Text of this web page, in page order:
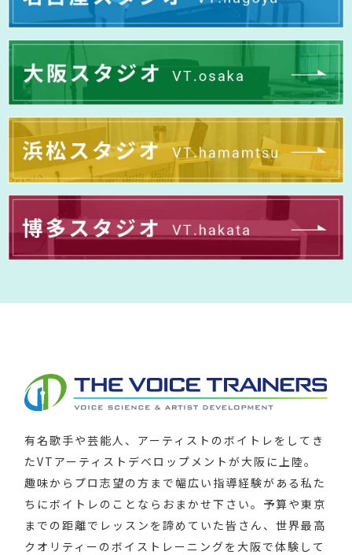
有名歌手や芸能人、アーティストのボイトレをしてき
たVTアーティストデベロップメントが大阪に上陸。
趣味からプロ志望の方まで幅広い指導経験がある私た
ちにボイトレのことならおまかせ下さい。予算や東京
までの距離でレッスンを諦めていた皆さん、世界最高
クオリティーのボイストレーニングを大阪で体験して